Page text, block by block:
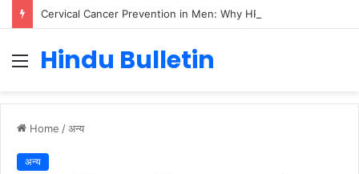
Menu
Hindu Bulletin
Home /अन्य
अन्य